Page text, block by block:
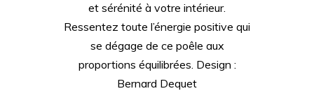
et sérénité à votre intérieur.
Ressentez toute l’énergie positive qui
se dégage de ce poêle aux
proportions équilibrées. Design :
Bernard Dequet